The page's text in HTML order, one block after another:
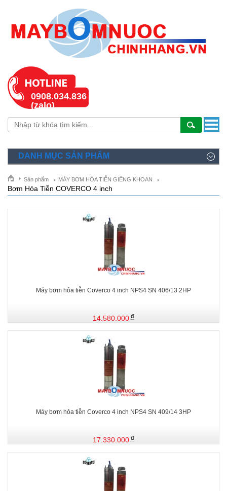
0908.034.836
(zalo)
DANH MỤC SẢN PHẨM
Sản phẩm MÁY BƠM HỎA TIỄN GIẾNG KHOAN
Bơm Hỏa Tiễn COVERCO 4 inch
Máy bơm hỏa tiễn Coverco 4 inch NPS4 SN 406/13 2HP
14.580.000
Máy bơm hỏa tiễn Coverco 4 inch NPS4 SN 409/14 3HP
17.330.000